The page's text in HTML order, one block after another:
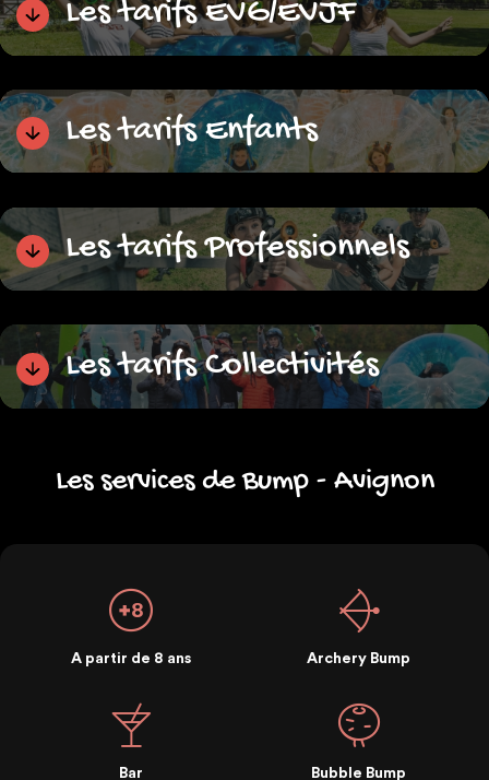
Les tarifs EVG/EVJF
Les tarifs Enfants
Les tarifs Professionnels
Les tarifs Collectivités
Les services de Bump - Avignon
A partir de 8 ans Archery Bump
Bar Bubble Bump